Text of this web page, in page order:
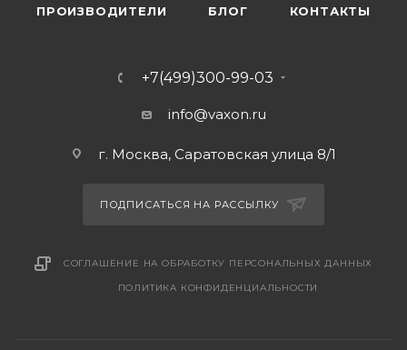
ПРОИЗВОДИТЕЛИ БЛОГ КОНТАКТЫ
+7(499)300-99-03
info@vaxon.ru
г. Москва, Саратовская улица 8/1
ПОДПИСАТЬСЯ НА РАССЫЛКУ
СОГЛАШЕНИЕ НА ОБРАБОТКУ ПЕРСОНАЛЬНЫХ ДАННЫХ
ПОЛИТИКА КОНФИДЕНЦИАЛЬНОСТИ